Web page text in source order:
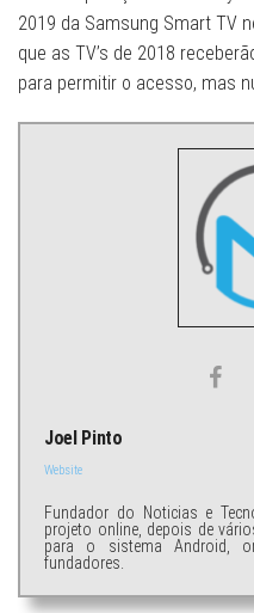
2019 da Samsung Smart TV
que as TV’s de 2018
para permitir o acesso, mas
Joel Pinto
Website
Fundador do Noticias e
projeto online, depois de
para o sistema Android,
fundadores.